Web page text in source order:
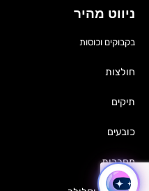
ניווט מהיר
בקבוקים וכוסות
חולצות
תיקים
כובעים
מחברות